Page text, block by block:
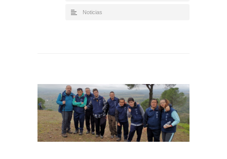
Noticias